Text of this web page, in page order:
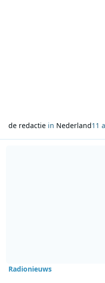
de redactiein Nederland11
Radionieuws